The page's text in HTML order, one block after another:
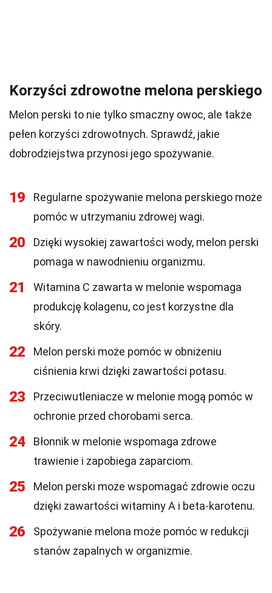
Korzyści zdrowotne melona perskiego
Melon perski to nie tylko smaczny owoc, ale także
pełen korzyści zdrowotnych. Sprawdź, jakie
dobrodziejstwa przynosi jego spożywanie.
19
Regularne spożywanie melona perskiego może
pomóc w utrzymaniu zdrowej wagi.
20
Dzięki wysokiej zawartości wody, melon perski
pomaga w nawodnieniu organizmu.
21
Witamina C zawarta w melonie wspomaga
produkcję kolagenu, co jest korzystne dla
skóry.
22
Melon perski może pomóc w obniżeniu
ciśnienia krwi dzięki zawartości potasu.
23
Przeciwutleniacze w melonie mogą pomóc w
ochronie przed chorobami serca.
24
Błonnik w melonie wspomaga zdrowe
trawienie i zapobiega zaparciom.
25
Melon perski może wspomagać zdrowie oczu
dzięki zawartości witaminy A i beta-karotenu.
26
Spożywanie melona może pomóc w redukcji
stanów zapalnych w organizmie.